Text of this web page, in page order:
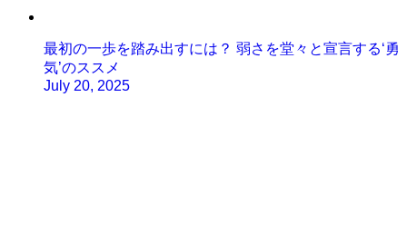
最初の一歩を踏み出すには？ 弱さを堂々と宣言する‘勇
気’のススメ
July 20, 2025